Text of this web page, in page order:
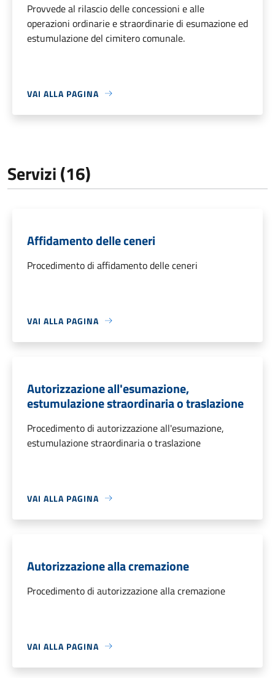
Provvede al rilascio delle concessioni e alle
operazioni ordinarie e straordinarie di esumazione ed
estumulazione del cimitero comunale.
VAI ALLA PAGINA
Servizi (16)
Affidamento delle ceneri
Procedimento di affidamento delle ceneri
VAI ALLA PAGINA
Autorizzazione all'esumazione,
estumulazione straordinaria o traslazione
Procedimento di autorizzazione all'esumazione,
estumulazione straordinaria o traslazione
VAI ALLA PAGINA
Autorizzazione alla cremazione
Procedimento di autorizzazione alla cremazione
VAI ALLA PAGINA